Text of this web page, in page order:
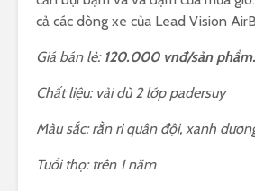
cả các dòng xe của Lead Vision
Giá bán lẻ: 120.000 vnđ/sản phẩm.
Chất liệu: vải dù 2 lớp padersuy
Màu sắc: rằn ri quân đội, xanh
Tuổi thọ: trên 1 năm